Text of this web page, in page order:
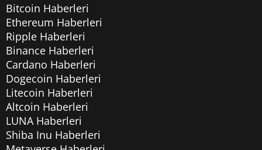
Bitcoin Haberleri
Ethereum Haberleri
Ripple Haberleri
Binance Haberleri
Cardano Haberleri
Dogecoin Haberleri
Litecoin Haberleri
Altcoin Haberleri
LUNA Haberleri
Shiba Inu Haberleri